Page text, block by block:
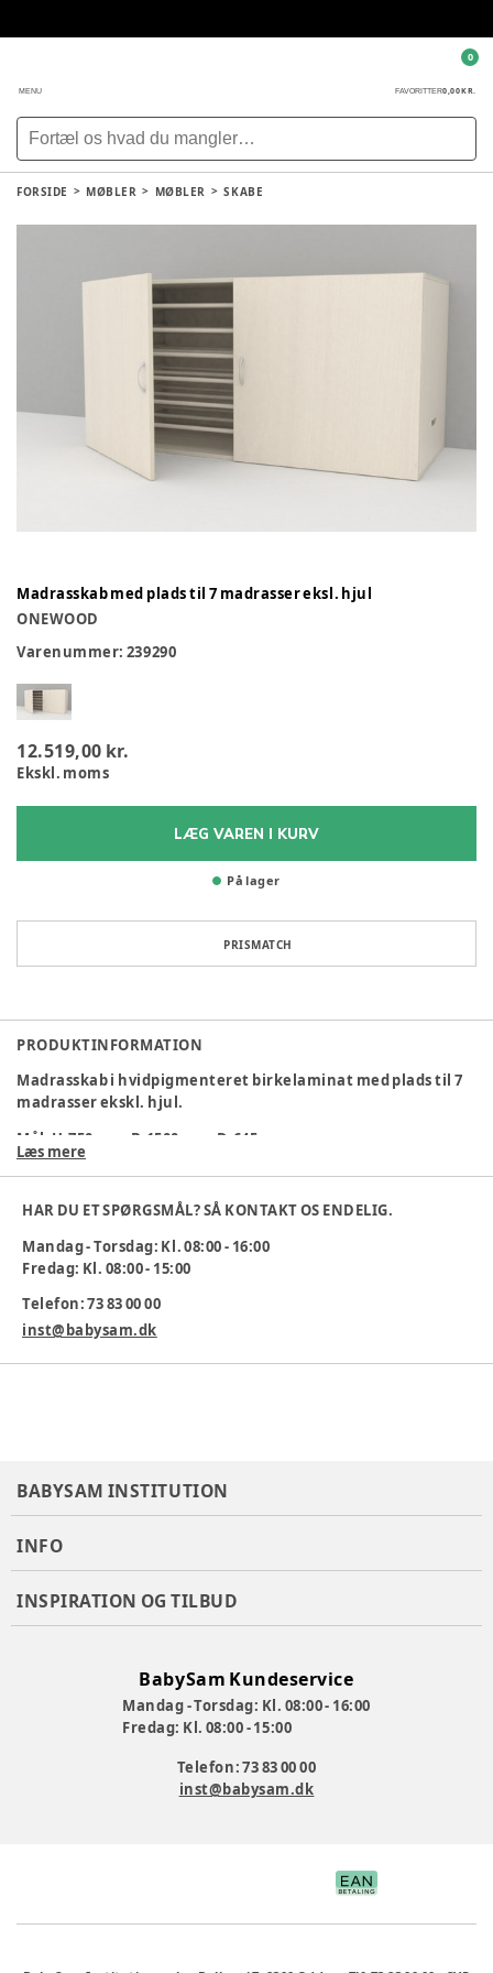
MENU FAVORITTER0,00 KR.
0
FORSIDE MØBLER MØBLER SKABE
Madrasskab med plads til 7 madrasser eksl. hjul
ONEWOOD
Varenummer: 239290
12.519,00 kr.
Ekskl. moms
LÆG VAREN I KURV
På lager
PRISMATCH
PRODUKTINFORMATION
Madrasskab i hvidpigmenteret birkelaminat med plads til 7
madrasser ekskl. hjul.
Mål: H:750mm. B:1500mm. D:645mm.
Varenummer:239290
Læs mere
HAR DU ET SPØRGSMÅL? SÅ KONTAKT OS ENDELIG.
Mandag - Torsdag: Kl. 08:00 - 16:00
Fredag: Kl. 08:00 - 15:00
Telefon: 73 83 00 00
inst@babysam.dk
BABYSAM INSTITUTION
INFO
INSPIRATION OG TILBUD
BabySam Kundeservice
Mandag - Torsdag: Kl. 08:00 - 16:00
Fredag: Kl. 08:00 - 15:00
Telefon: 73 83 00 00
inst@babysam.dk